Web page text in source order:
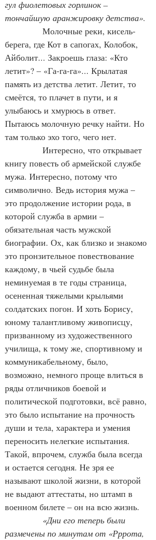
гул фиолетовых горлинок –
тончайшую аранжировку детства».
Молочные реки, кисель-
берега, где Кот в сапогах, Колобок,
Айболит... Закроешь глаза: «Кто
летит»? – «Га-га-га»... Крылатая
память из детства летит. Летит, то
смеётся, то плачет в пути, и я
улыбаюсь и хмурюсь в ответ.
Пытаюсь молочную речку найти. Но
там только эхо того, чего нет.
Интересно, что открывает
книгу повесть об армейской службе
мужа. Интересно, потому что
символично. Ведь история мужа –
это продолжение истории рода, в
которой служба в армии –
обязательная часть мужской
биографии. Ох, как близко и знакомо
это пронзительное повествование
каждому, в чьей судьбе была
неминуемая в те годы страница,
осененная тяжелыми крыльями
солдатских погон. И хоть Борису,
юному талантливому живописцу,
призванному из художественного
училища, к тому же, спортивному и
коммуникабельному, было,
возможно, немного проще влиться в
ряды отличников боевой и
политической подготовки, всё равно,
это было испытание на прочность
души и тела, характера и умения
переносить нелегкие испытания.
Такой, впрочем, служба была всегда
и остается сегодня. Не зря ее
называют школой жизни, в которой
не выдают аттестаты, но штамп в
военном билете – он на всю жизнь.
«Дни его теперь были
размечены по минутам от «Рррота,